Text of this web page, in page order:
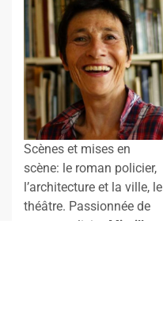
Scènes et mises en
scène: le roman policier,
l’architecture et la ville, le
théâtre. Passionnée de
roman policier, Mireille